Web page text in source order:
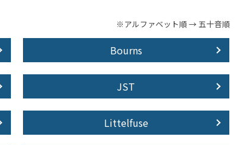
※アルファベット順 → 五十音順
Bourns
JST
Littelfuse